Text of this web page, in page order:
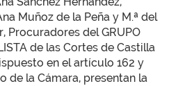
Muñoz de la Peña y M.ª del
Procuradores del GRUPO
de las Cortes de Castilla
en el artículo 162 y
de la Cámara, presentan la